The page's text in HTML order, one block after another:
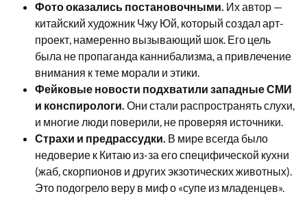
Фото оказались постановочными. Их автор —
китайский художник Чжу Юй, который создал арт-
проект, намеренно вызывающий шок. Его цель
была не пропаганда каннибализма, а привлечение
внимания к теме морали и этики.
Фейковые новости подхватили западные СМИ
и конспирологи. Они стали распространять слухи,
и многие люди поверили, не проверяя источники.
Страхи и предрассудки. В мире всегда было
недоверие к Китаю из-за его специфической кухни
(жаб, скорпионов и других экзотических животных).
Это подогрело веру в миф о «супе из младенцев».